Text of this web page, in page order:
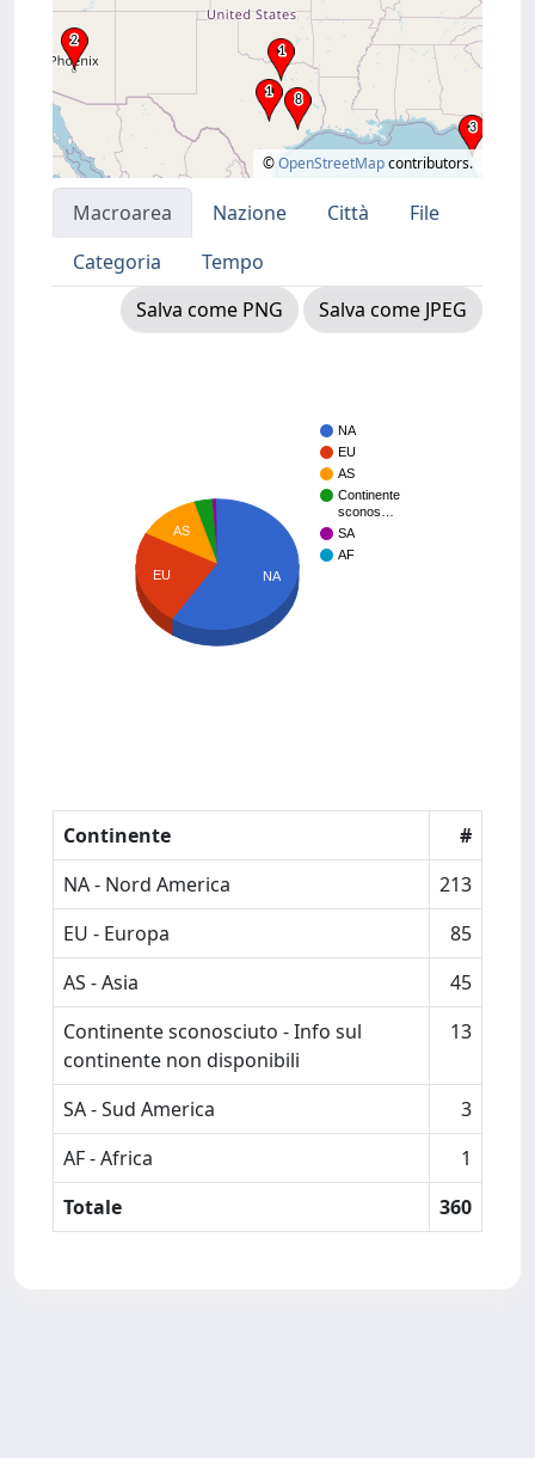
©OpenStreetMapcontributors.
Macroarea Nazione Città
File
Categoria
Tempo
Salva come PNG
Salva come JPEG
NA
EU
AS
Continente
sconos…
SA
AF
AS
EU NA
Continente
#
NA - Nord America
213
EU - Europa
85
AS - Asia
45
Continente sconosciuto - Info sul
continente non disponibili
13
SA - Sud America
3
AF - Africa
1
Totale
360